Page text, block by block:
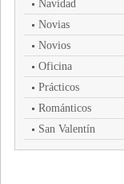
Navidad
Novias
Novios
Oficina
Prácticos
Románticos
San Valentín